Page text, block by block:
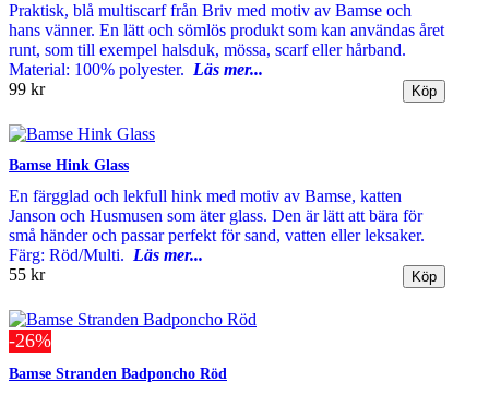
Praktisk, blå multiscarf från Briv med motiv av Bamse och
hans vänner. En lätt och sömlös produkt som kan användas året
runt, som till exempel halsduk, mössa, scarf eller hårband.
Material: 100% polyester. Läs mer...
99 kr
Bamse Hink Glass
En färgglad och lekfull hink med motiv av Bamse, katten
Janson och Husmusen som äter glass. Den är lätt att bära för
små händer och passar perfekt för sand, vatten eller leksaker.
Färg: Röd/Multi. Läs mer...
55 kr
-26%
Bamse Stranden Badponcho Röd